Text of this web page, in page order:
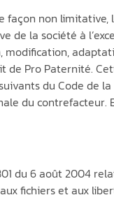
non limitative,
de la société à
Pro Paternité.
du Code
du
du 6 août 2004
fichiers et aux